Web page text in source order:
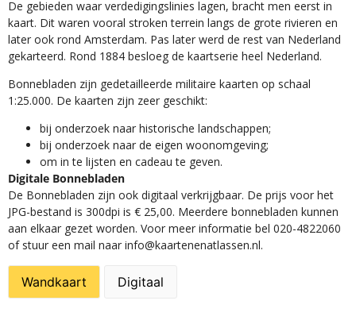
De gebieden waar verdedigingslinies lagen, bracht men eerst in
kaart. Dit waren vooral stroken terrein langs de grote rivieren en
later ook rond Amsterdam. Pas later werd de rest van Nederland
gekarteerd. Rond 1884 besloeg de kaartserie heel Nederland.
Bonnebladen zijn gedetailleerde militaire kaarten op schaal
1:25.000. De kaarten zijn zeer geschikt:​
​bij onderzoek naar historische landschappen;
bij onderzoek naar de eigen woonomgeving;
om in te lijsten en cadeau te geven.
Digitale Bonnebladen
De Bonnebladen zijn ook digitaal verkrijgbaar. De prijs voor het
JPG-bestand is 300dpi is € 25,00. Meerdere bonnebladen kunnen
aan elkaar gezet worden. Voor meer informatie bel 020-4822060
of stuur een mail naar info@kaartenenatlassen.nl.
Wandkaart Digitaal